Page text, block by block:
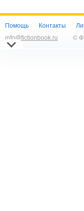
Помощь Контакты
info@fictionbook.ru
©